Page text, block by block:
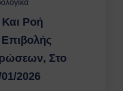
Και Ροή
Στο
2026